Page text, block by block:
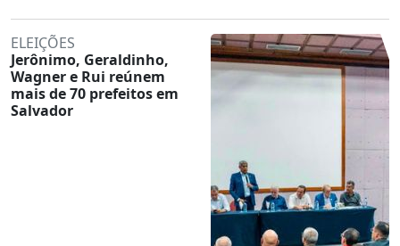
ELEIÇÕES
Jerônimo, Geraldinho,
Wagner e Rui reúnem
mais de 70 prefeitos em
Salvador